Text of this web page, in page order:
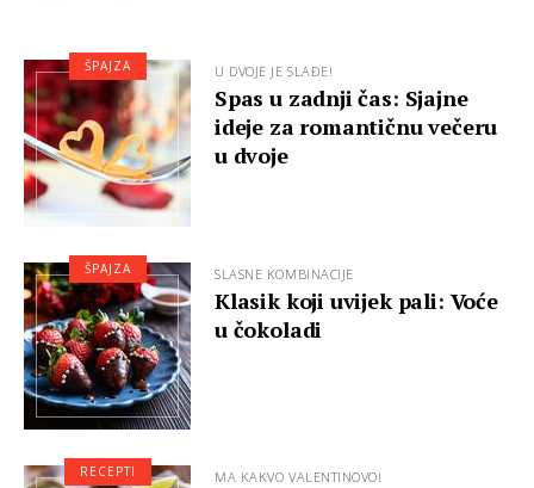
U DVOJE JE SLAĐE!
Spas u zadnji čas: Sjajne
ideje za romantičnu večeru
u dvoje
ŠPAJZA
SLASNE KOMBINACIJE
Klasik koji uvijek pali: Voće
u čokoladi
ŠPAJZA
MA KAKVO VALENTINOVO!
RECEPTI